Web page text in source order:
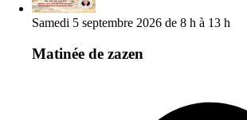
Samedi 5 septembre 2026 de 8 h à 13 h
Matinée de zazen